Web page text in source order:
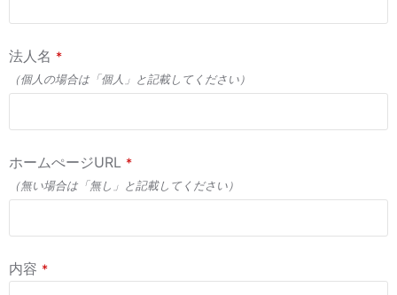
法人名 *
（個人の場合は「個人」と記載してください）
ホームぺージURL *
（無い場合は「無し」と記載してください）
内容 *